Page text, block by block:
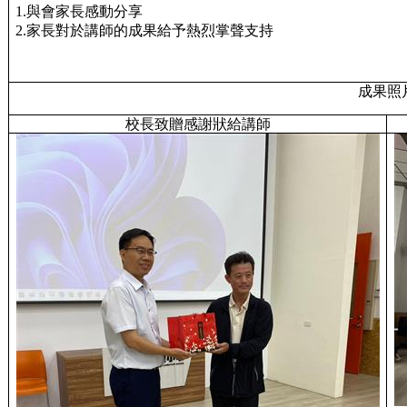
1.與會家長感動分享
2.家長對於講師的成果給予熱烈掌聲支持
成果照
校長致贈感謝狀給講師